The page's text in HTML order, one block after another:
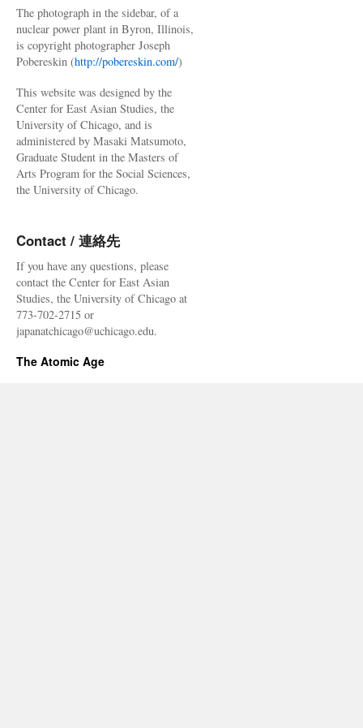
The photograph in the sidebar, of a
nuclear power plant in Byron, Illinois,
is copyright photographer Joseph
Pobereskin (http://pobereskin.com/)
This website was designed by the
Center for East Asian Studies, the
University of Chicago, and is
administered by Masaki Matsumoto,
Graduate Student in the Masters of
Arts Program for the Social Sciences,
the University of Chicago.
Contact / 連絡先
If you have any questions, please
contact the Center for East Asian
Studies, the University of Chicago at
773-702-2715 or
japanatchicago@uchicago.edu.
The Atomic Age